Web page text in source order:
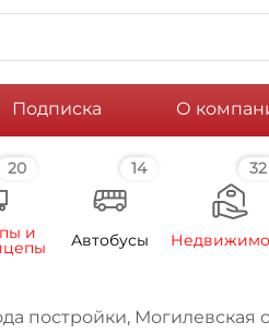
Подписка О
20
и
14
Автобусы
32
постройки, Могилевская